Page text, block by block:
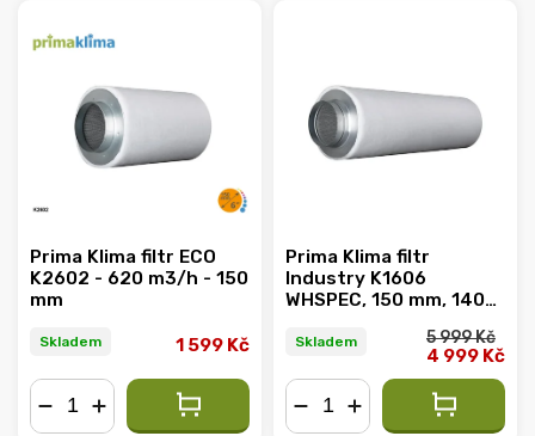
Prima Klima filtr ECO
K2602 - 620 m3/h - 150
mm
Skladem 1 599 Kč
Prima Klima filtr
Industry K1606
WHSPEC, 150 mm, 1400
Skladem 5 999 Kč
4 999 Kč